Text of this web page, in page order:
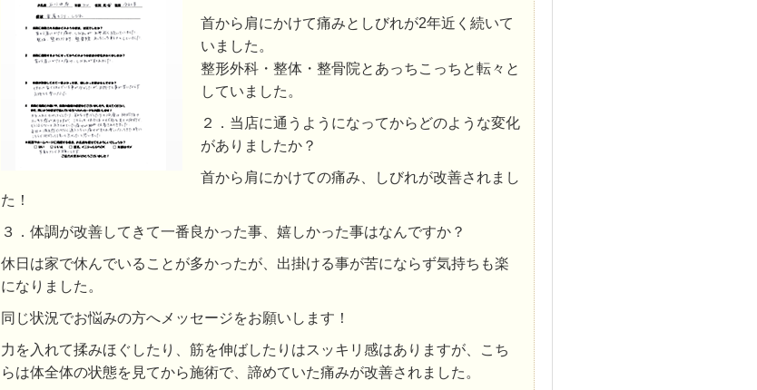
首から肩にかけて痛みとしびれが2年近く続いて
いました。
整形外科・整体・整骨院とあっちこっちと転々と
していました。
２．当店に通うようになってからどのような変化
がありましたか？
首から肩にかけての痛み、しびれが改善されまし
た！
３．体調が改善してきて一番良かった事、嬉しかった事はなんですか？
休日は家で休んでいることが多かったが、出掛ける事が苦にならず気持ちも楽
になりました。
同じ状況でお悩みの方へメッセージをお願いします！
力を入れて揉みほぐしたり、筋を伸ばしたりはスッキリ感はありますが、こち
らは体全体の状態を見てから施術で、諦めていた痛みが改善されました。